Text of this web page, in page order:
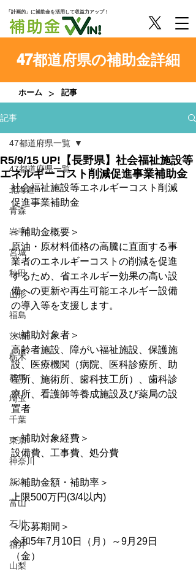
「計画的」に補助金を活用して収益力アップ！
47都道府県の補助金詳細
ホーム > 記事
記事
47都道府県一覧
北海道
青森
岩手
宮城
秋田
山形
福島
茨城
栃木
群馬
埼玉
千葉
東京
神奈川
新潟
富山
石川
福井
山梨
47都道府県一覧
R5/9/15 UP!【長野県】社会福祉施設等
エネルギーコスト削減促進事業補助金
社会福祉施設等エネルギーコスト削減
促進事業補助金
＜補助金概要＞
原油・原材料価格の高騰に直面する事
業者のエネルギーコストの削減を促進
するため、省エネルギー効果の高い設
備への更新や再生可能エネルギー設備
の導入等を支援します。
＜補助対象者＞
高齢者施設、障がい福祉施設、保護施
設、医療機関（病院、医科診療所、助
産所、施術所、歯科技工所）、歯科診
療所、看護師等養成施設及び薬局の設
置者
＜補助対象経費＞
設備費、工事費、処分費
＜補助金額・補助率＞
上限500万円(3/4以内)
＜応募期間＞
令和5年7月10日（月）～9月29日
（金）